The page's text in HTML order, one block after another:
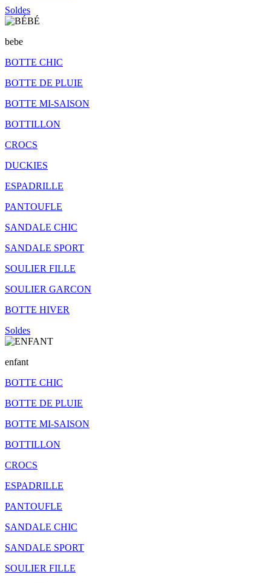
Soldes
bebe
BOTTE CHIC
BOTTE DE PLUIE
BOTTE MI-SAISON
BOTTILLON
CROCS
DUCKIES
ESPADRILLE
PANTOUFLE
SANDALE CHIC
SANDALE SPORT
SOULIER FILLE
SOULIER GARCON
BOTTE HIVER
Soldes
enfant
BOTTE CHIC
BOTTE DE PLUIE
BOTTE MI-SAISON
BOTTILLON
CROCS
ESPADRILLE
PANTOUFLE
SANDALE CHIC
SANDALE SPORT
SOULIER FILLE